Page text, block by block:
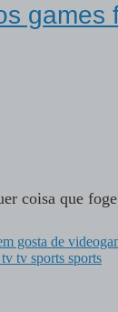
games
coisa que
gosta de
tv sports sports